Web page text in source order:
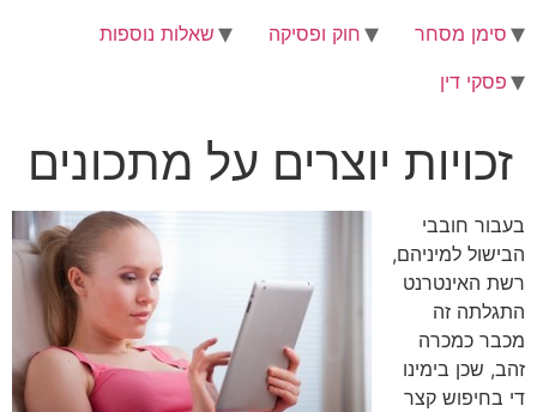
סימן מסחר
חוק ופסיקה
שאלות נוספות
פסקי דין
זכויות יוצרים על מתכונים
בעבור חובבי
הבישול למיניהם,
רשת האינטרנט
התגלתה זה
מכבר כמכרה
זהב, שכן בימינו
די בחיפוש קצר